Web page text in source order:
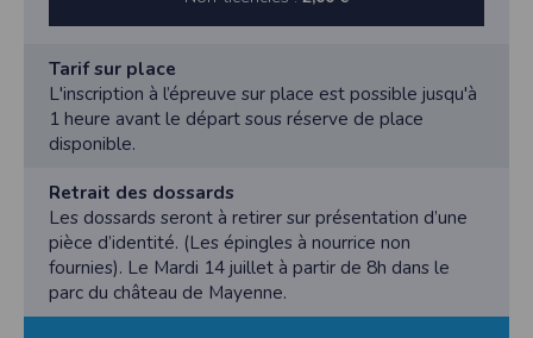
Tarif sur place
L'inscription à l’épreuve sur place est possible jusqu'à
1 heure avant le départ sous réserve de place
disponible.
Retrait des dossards
Les dossards seront à retirer sur présentation d’une
pièce d’identité. (Les épingles à nourrice non
fournies). Le Mardi 14 juillet à partir de 8h dans le
parc du château de Mayenne.